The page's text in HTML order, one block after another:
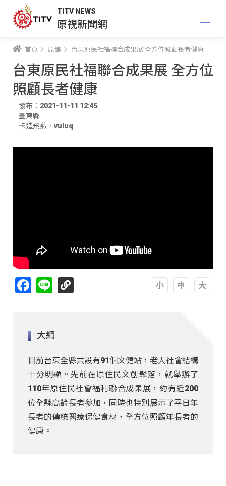
TITV NEWS
原視新聞網
首頁 原鄉 台東原民社福聯合成果展 全方位照顧長者健康
台東原民社福聯合成果展 全方位
照顧長者健康
發布：2021-11-11 12:45
臺東縣
卡造飛燕 、 vuluq
Facebook
Line
大綱
目前台東全縣共設有91個文健站，老人社會結構
十分明顯。先前在原住民文創聚落，就舉辦了
110年原住民社會福利聯合成果展，約有近200
位全縣高齡長者參加，同時也特別展示了平日年
長者的傳統醫療保健食材，全方位照顧年長者的
健康。